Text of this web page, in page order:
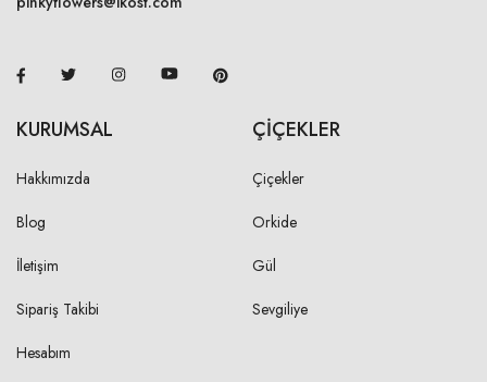
KURUMSAL
Hakkımızda
Blog
İletişim
Sipariş Takibi
Hesabım
ÇİÇEKLER
Çiçekler
Orkide
Gül
Sevgiliye